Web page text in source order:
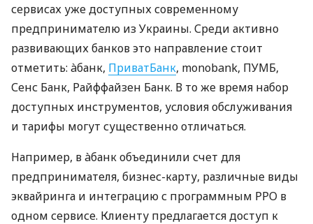
сервисах уже доступных современному
предпринимателю из Украины. Среди активно
развивающих банков это направление стоит
отметить: àбанк, ПриватБанк, monobank, ПУМБ,
Сенс Банк, Райффайзен Банк. В то же время набор
доступных инструментов, условия обслуживания
и тарифы могут существенно отличаться.
Например, в àбанк объединили счет для
предпринимателя, бизнес-карту, различные виды
эквайринга и интеграцию с программным РРО в
одном сервисе. Клиенту предлагается доступ к